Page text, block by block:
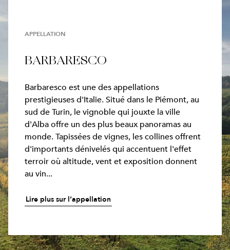
APPELLATION
BARBARESCO
Barbaresco est une des appellations
prestigieuses d'Italie. Situé dans le Piémont, au
sud de Turin, le vignoble qui jouxte la ville
d'Alba offre un des plus beaux panoramas au
monde. Tapissées de vignes, les collines offrent
d'importants dénivelés qui accentuent l'effet
terroir où altitude, vent et exposition donnent
au vin...
Lire plus sur l’appellation